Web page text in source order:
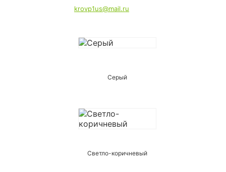
krovp1us@mail.ru
Серый
Светло-коричневый